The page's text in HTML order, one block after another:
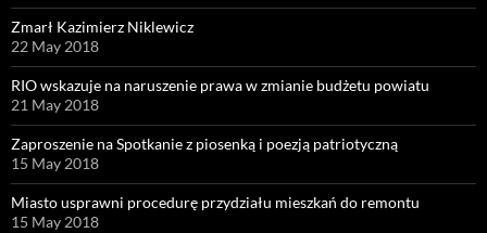
Zmarł Kazimierz Niklewicz
22 May 2018
RIO wskazuje na naruszenie prawa w zmianie budżetu powiatu
21 May 2018
Zaproszenie na Spotkanie z piosenką i poezją patriotyczną
15 May 2018
Miasto usprawni procedurę przydziału mieszkań do remontu
15 May 2018